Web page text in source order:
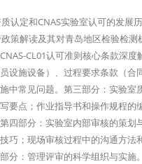
认定和CNAS实验室认可的发展
策解读及其对青岛地区检验检
CL01认可准则核心条款深
设施设备）、过程要求条款（
中常见问题。第三部分：实验
要点；作业指导书和操作规程
四部分：实验室内部审核的策
巧；现场审核过程中的沟通方
分：管理评审的科学组织与实